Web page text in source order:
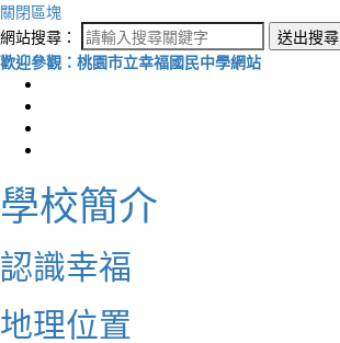
關閉區塊
網站搜尋：
送出搜尋
歡迎參觀：桃園市立幸福國民中學網站
學校簡介
認識幸福
地理位置